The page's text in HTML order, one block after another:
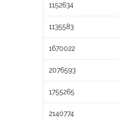
1152634
1135583
1670022
2076593
1755265
2140774